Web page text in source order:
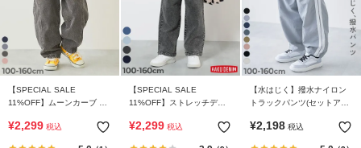
【SPECIAL SALE
11%OFF】ムーンカーブ デ
¥2,299 税込
【SPECIAL SALE
11%OFF】ストレッチデニ
¥2,299 税込
【水はじく】撥水ナイロン
トラックパンツ(セットアッ
¥2,198 税込